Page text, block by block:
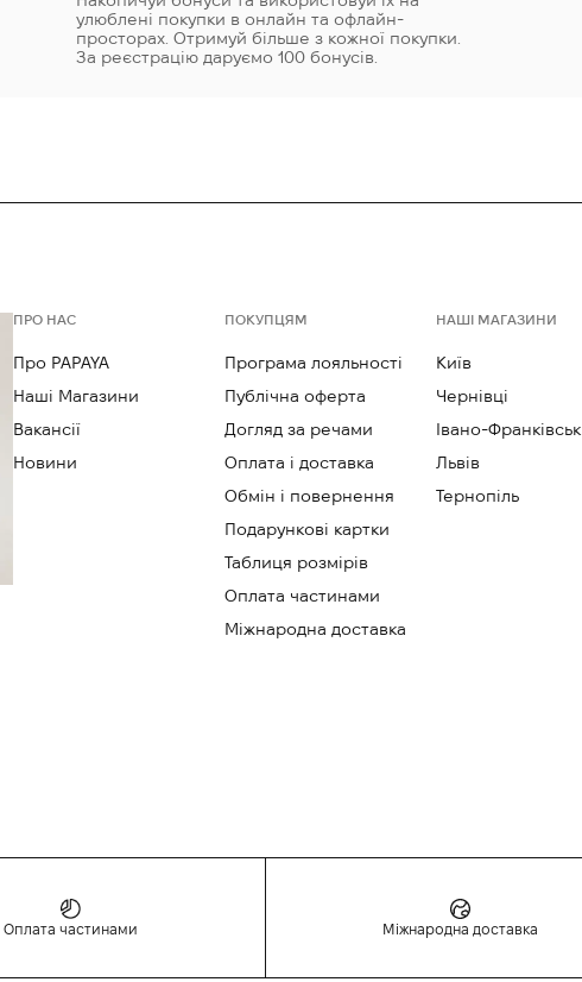
улюблені покупки в онлайн та офлайн-
просторах. Отримуй більше з кожної покупки.
За реєстрацію даруємо 100 бонусів.
ПРО НАС
Про PAPAYA
Наші Магазини
Вакансії
Новини
ПОКУПЦЯМ
Програма лояльності
Публічна оферта
Догляд за речами
Оплата і доставка
Обмін і повернення
Подарункові картки
Таблиця розмірів
Оплата частинами
Міжнародна доставка
НАШІ МАГАЗИНИ
Київ
Чернівці
Івано-Франківськ
Львів
Тернопіль
Оплата частинами Міжнародна доставка